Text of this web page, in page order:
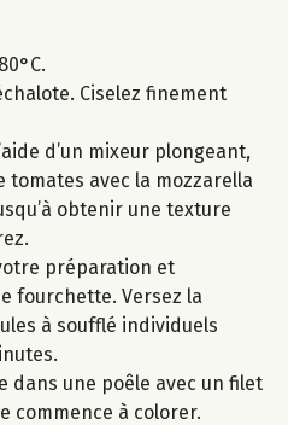
Ciselez finement
d’un mixeur plongeant,
tomates avec la mozzarella
obtenir une texture
préparation et
fourchette. Versez la
à soufflé individuels
dans une poêle avec un filet
commence à colorer.